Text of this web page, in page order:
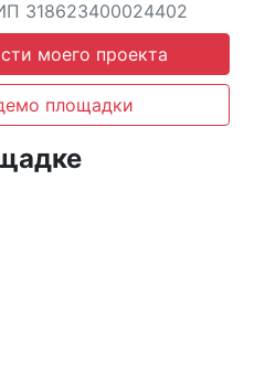
318623400024402
моего проекта
площадки